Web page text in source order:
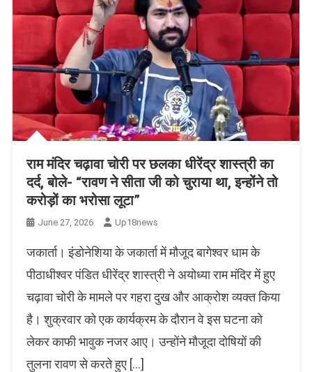
राम मंदिर चढ़ावा चोरी पर छलका धीरेंद्र शास्त्री का
दर्द, बोले- “रावण ने सीता जी को चुराया था, इन्होंने तो
करोड़ों का भरोसा लूटा”
June 27, 2026 Up18news
जकार्ता। इंडोनेशिया के जकार्ता में मौजूद बागेश्वर धाम के
पीठाधीश्वर पंडित धीरेंद्र शास्त्री ने अयोध्या राम मंदिर में हुए
चढ़ावा चोरी के मामले पर गहरा दुख और आक्रोश व्यक्त किया
है। शुक्रवार को एक कार्यक्रम के दौरान वे इस घटना को
लेकर काफी भावुक नजर आए। उन्होंने मौजूदा दोषियों की
तुलना रावण से करते हुए […]